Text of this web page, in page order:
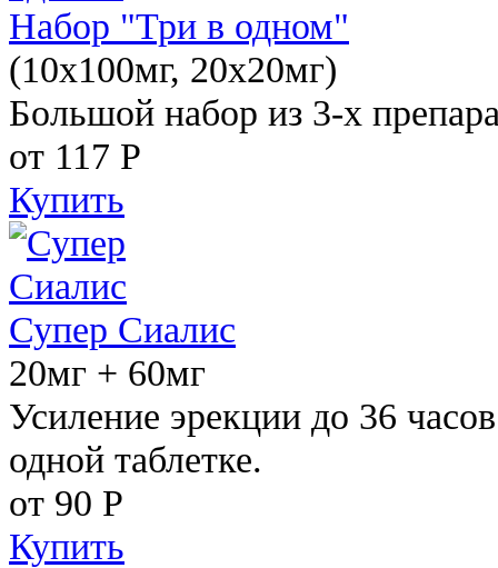
Набор "Три в одном"
(10x100мг, 20x20мг)
Большой набор из 3-х
от 117 Р
Купить
Супер Сиалис
20мг + 60мг
Усиление эрекции до 36
одной таблетке.
от 90 Р
Купить